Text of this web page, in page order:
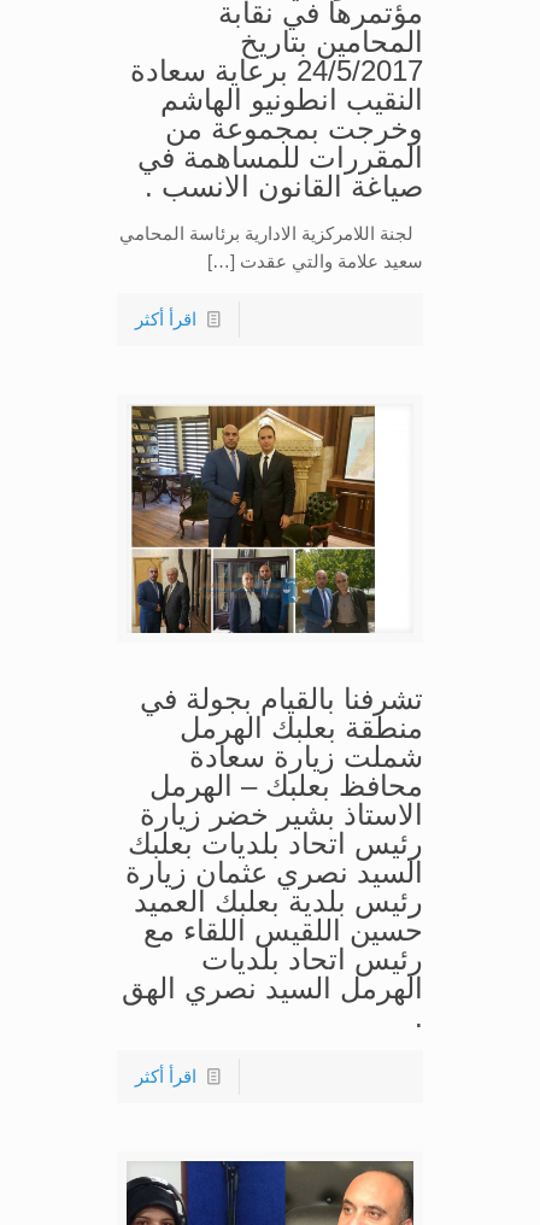
مؤتمرها في نقابة
المحامين بتاريخ
24/5/2017 برعاية سعادة
النقيب انطونيو الهاشم
وخرجت بمجموعة من
المقررات للمساهمة في
صياغة القانون الانسب .
لجنة اللامركزية الادارية برئاسة المحامي
سعيد علامة والتي عقدت […]
اقرأ أكثر
تشرفنا بالقيام بجولة في
منطقة بعلبك الهرمل
شملت زيارة سعادة
محافظ بعلبك – الهرمل
الاستاذ بشير خضر زيارة
رئيس اتحاد بلديات بعلبك
السيد نصري عثمان زيارة
رئيس بلدية بعلبك العميد
حسين اللقيس اللقاء مع
رئيس اتحاد بلديات
الهرمل السيد نصري الهق
.
اقرأ أكثر